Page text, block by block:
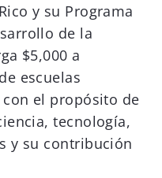
y su Programa
de la
$5,000 a
escuelas
el propósito de
tecnología,
y su contribución